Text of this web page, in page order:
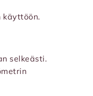
selkeästi.